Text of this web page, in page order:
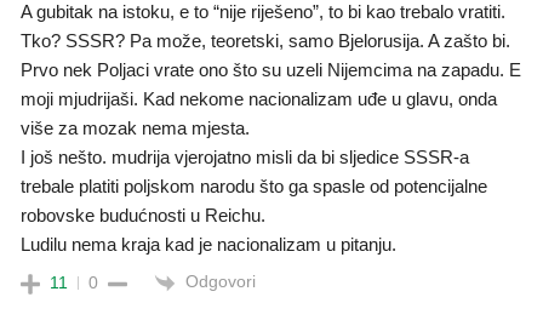
A gubitak na istoku, e to “nije riješeno”, to bi kao trebalo vratiti.
Tko? SSSR? Pa može, teoretski, samo Bjelorusija. A zašto bi.
Prvo nek Poljaci vrate ono što su uzeli Nijemcima na zapadu. E
moji mjudrijaši. Kad nekome nacionalizam uđe u glavu, onda
više za mozak nema mjesta.
I još nešto. mudrija vjerojatno misli da bi sljedice SSSR-a
trebale platiti poljskom narodu što ga spasle od potencijalne
robovske budućnosti u Reichu.
Ludilu nema kraja kad je nacionalizam u pitanju.
11 0 Odgovori